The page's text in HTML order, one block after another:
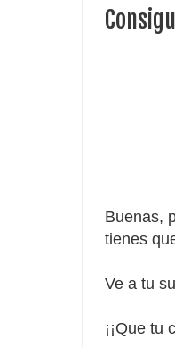
Buenas,
tienes
Ve a tu
¡¡Que